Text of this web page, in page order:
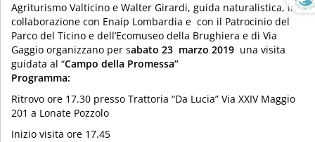
Agriturismo Valticino e Walter Girardi, guida naturalistica, in
collaborazione con Enaip Lombardia e con il Patrocinio del
Parco del Ticino e dell’Ecomuseo della Brughiera e di Via
Gaggio organizzano per sabato 23 marzo 2019 una visita
guidata al “Campo della Promessa”
Programma:
Ritrovo ore 17.30 presso Trattoria “Da Lucia” Via XXIV Maggio
201 a Lonate Pozzolo
Inizio visita ore 17.45